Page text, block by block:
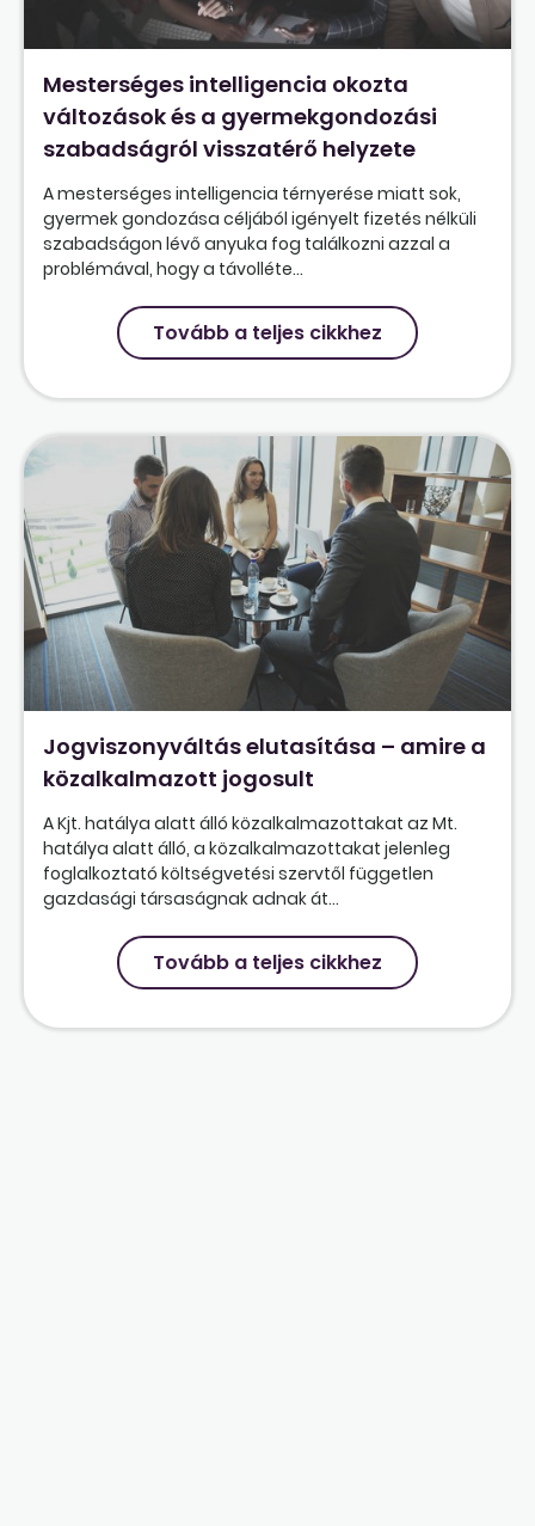
Mesterséges intelligencia okozta
változások és a gyermekgondozási
szabadságról visszatérő helyzete
A mesterséges intelligencia térnyerése miatt sok,
gyermek gondozása céljából igényelt fizetés nélküli
szabadságon lévő anyuka fog találkozni azzal a
problémával, hogy a távolléte...
Tovább a teljes cikkhez
Jogviszonyváltás elutasítása – amire a
közalkalmazott jogosult
A Kjt. hatálya alatt álló közalkalmazottakat az Mt.
hatálya alatt álló, a közalkalmazottakat jelenleg
foglalkoztató költségvetési szervtől független
gazdasági társaságnak adnak át...
Tovább a teljes cikkhez